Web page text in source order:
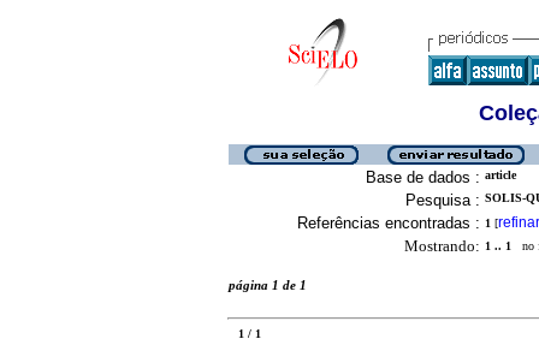
Base de dados : article
Pesquisa : SOLIS-
Referências encontradas : 1 [refinar
Mostrando: 1 .. 1 no
página 1 de 1
1 / 1